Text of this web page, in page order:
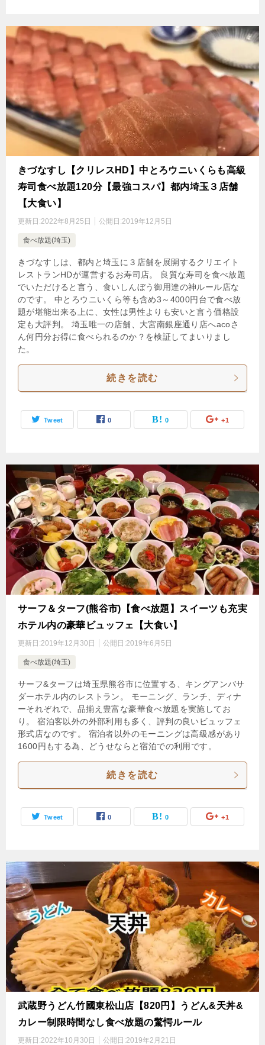
きづなすし【クリレスHD】中とろウニいくらも高級
寿司食べ放題120分【最強コスパ】都内埼玉３店舗
【大食い】
更新日:2022年8月25日 公開日:2019年12月5日
食べ放題(埼玉)
きづなすしは、都内と埼玉に３店舗を展開するクリエイト
レストランHDが運営するお寿司店。 良質な寿司を食べ放題
でいただけると言う、食いしんぼう御用達の神ルール店な
のです。 中とろウニいくら等も含め3～4000円台で食べ放
題が堪能出来る上に、女性は男性よりも安いと言う価格設
定も大評判。 埼玉唯一の店舗、大宮南銀座通り店へacoさ
ん何円分お得に食べられるのか？を検証してまいりまし
た。
続きを読む
Tweet 0 0 +1
サーフ＆ターフ(熊谷市)【食べ放題】スイーツも充実
ホテル内の豪華ビュッフェ【大食い】
更新日:2019年12月30日 公開日:2019年6月5日
食べ放題(埼玉)
サーフ&ターフは埼玉県熊谷市に位置する、キングアンバサ
ダーホテル内のレストラン。 モーニング、ランチ、ディナ
ーそれぞれで、品揃え豊富な豪華食べ放題を実施してお
り。 宿泊客以外の外部利用も多く、評判の良いビュッフェ
形式店なのです。 宿泊者以外のモーニングは高級感があり
1600円もする為、どうせならと宿泊での利用です。
続きを読む
Tweet 0 0 +1
武蔵野うどん竹國東松山店【820円】うどん&天丼&
カレー制限時間なし食べ放題の驚愕ルール
更新日:2022年10月30日 公開日:2019年2月21日